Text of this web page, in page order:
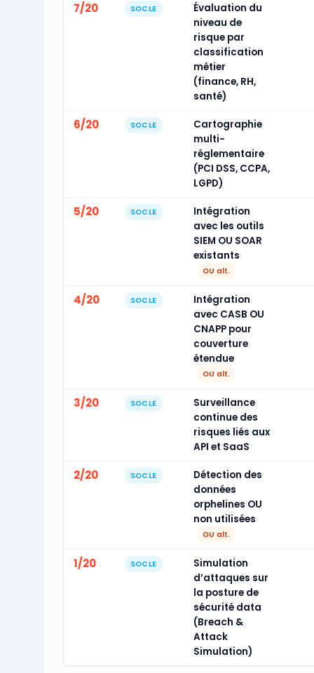
7/20 SOCLE
Évaluation du
niveau de
risque par
classification
métier
(finance, RH,
santé)
6/20 SOCLE
Cartographie
multi-
réglementaire
(PCI DSS, CCPA,
LGPD)
5/20 SOCLE
Intégration
avec les outils
SIEM OU SOAR
existants
OU alt.
4/20 SOCLE
Intégration
avec CASB OU
CNAPP pour
couverture
étendue
OU alt.
3/20 SOCLE
Surveillance
continue des
risques liés aux
API et SaaS
2/20 SOCLE
Détection des
données
orphelines OU
non utilisées
OU alt.
1/20 SOCLE
Simulation
d’attaques sur
la posture de
sécurité data
(Breach &
Attack
Simulation)